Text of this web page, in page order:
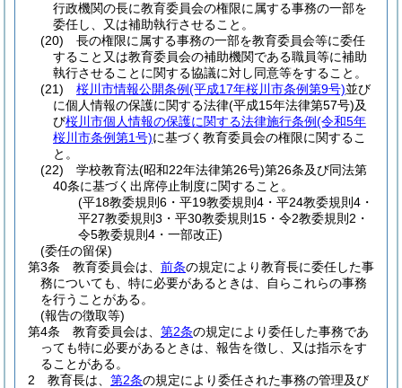
行政機関の長に教育委員会の権限に属する事務の一部を
委任し、又は補助執行させること。
(20)
長の権限に属する事務の一部を教育委員会等に委任
すること又は教育委員会の補助機関である職員等に補助
執行させることに関する協議に対し同意等をすること。
(21)
桜川市情報公開条例(平成17年桜川市条例第9号)並び
に個人情報の保護に関する法律(平成15年法律第57号)及
び桜川市個人情報の保護に関する法律施行条例(令和5年
桜川市条例第1号)に基づく教育委員会の権限に関するこ
と。
(22)
学校教育法(昭和22年法律第26号)第26条及び同法第
40条に基づく出席停止制度に関すること。
(平18教委規則6・平19教委規則4・平24教委規則4・
平27教委規則3・平30教委規則15・令2教委規則2・
令5教委規則4・一部改正)
(委任の留保)
第3条
教育委員会は、 前条の規定により教育長に委任した事
務についても、特に必要があるときは、自らこれらの事務
を行うことがある。
(報告の徴取等)
第4条
教育委員会は、 第2条の規定により委任した事務であ
っても特に必要があるときは、報告を徴し、又は指示をす
ることがある。
2
教育長は、 第2条の規定により委任された事務の管理及び